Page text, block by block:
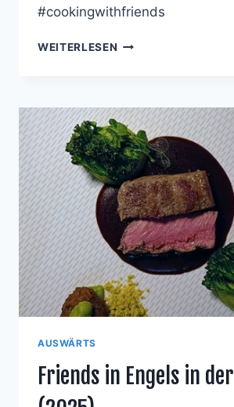
#cookingwithfriends
WEITERLESEN LAMMRÜCKEN
USTERNPILZEN, R
OTEN S
CHMORZWIEBELN U
ND G
RÜNEM W
ILDSPARGEL
AUSWÄRTS
Friends in Engels in